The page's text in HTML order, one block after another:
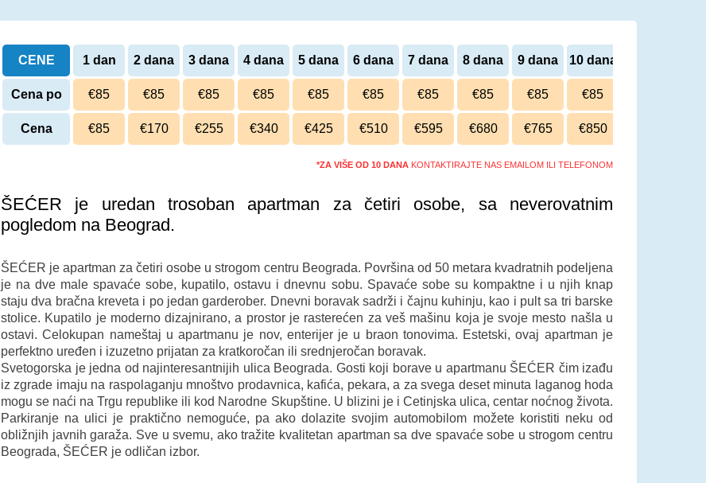
CENE 1 dan 2 dana 3 dana 4 dana 5 dana 6 dana 7 dana 8 dana 9 dana 10 dana
Cena po
danu
€85 €85 €85 €85 €85 €85 €85 €85 €85 €85
Cena €85 €170 €255 €340 €425 €510 €595 €680 €765 €850
*ZA VIŠE OD 10 DANA KONTAKTIRAJTE NAS EMAILOM ILI TELEFONOM
ŠEĆER je uredan trosoban apartman za četiri osobe, sa neverovatnim
pogledom na Beograd.
ŠEĆER je apartman za četiri osobe u strogom centru Beograda. Površina od 50 metara kvadratnih podeljena
je na dve male spavaće sobe, kupatilo, ostavu i dnevnu sobu. Spavaće sobe su kompaktne i u njih knap
staju dva bračna kreveta i po jedan garderober. Dnevni boravak sadrži i čajnu kuhinju, kao i pult sa tri barske
stolice. Kupatilo je moderno dizajnirano, a prostor je rasterećen za veš mašinu koja je svoje mesto našla u
ostavi. Celokupan nameštaj u apartmanu je nov, enterijer je u braon tonovima. Estetski, ovaj apartman je
perfektno uređen i izuzetno prijatan za kratkoročan ili srednjeročan boravak.
Svetogorska je jedna od najinteresantnijih ulica Beograda. Gosti koji borave u apartmanu ŠEĆER čim izađu
iz zgrade imaju na raspolaganju mnoštvo prodavnica, kafića, pekara, a za svega deset minuta laganog hoda
mogu se naći na Trgu republike ili kod Narodne Skupštine. U blizini je i Cetinjska ulica, centar noćnog života.
Parkiranje na ulici je praktično nemoguće, pa ako dolazite svojim automobilom možete koristiti neku od
obližnjih javnih garaža. Sve u svemu, ako tražite kvalitetan apartman sa dve spavaće sobe u strogom centru
Beograda, ŠEĆER je odličan izbor.